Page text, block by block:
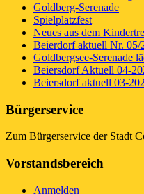
Goldberg-Serenade
Spielplatzfest
Neues aus dem
Beierdorf aktuell Nr.
Goldbergsee-Serenade
Beiersdorf Aktuell 04-
Beiersdorf aktuell 03-
Bürgerservice
Zum Bürgerservice der Stadt
Vorstandsbereich
Anmelden